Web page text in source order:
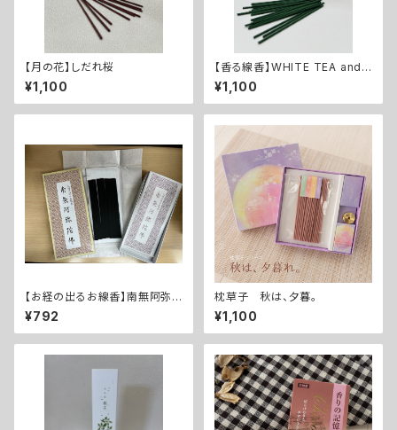
【月の花】しだれ桜
¥1,100
【香る線香】WHITE TEA and J
ASMINE
¥1,100
【お経の出るお線香】南無阿弥
陀佛
¥792
枕草子 秋は、夕暮。
¥1,100